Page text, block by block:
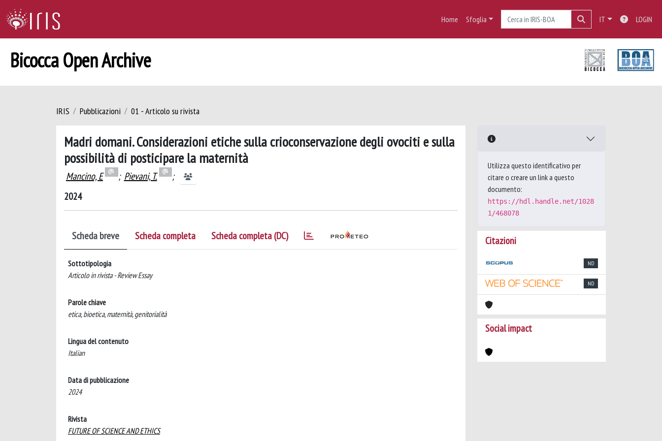
Home Sfoglia IT LOGIN
Bicocca Open Archive
IRIS Pubblicazioni 01 - Articolo su rivista
Madri domani. Considerazioni etiche sulla crioconservazione degli ovociti e sulla
possibilità di posticipare la maternità
Mancino, E ; Pievani, T.
;
2024
Scheda breve Scheda completa Scheda completa (DC)
Sottotipologia
Articolo in rivista - Review Essay
Parole chiave
etica, bioetica, maternità, genitorialità
Lingua del contenuto
Italian
Data di pubblicazione
2024
Rivista
FUTURE OF SCIENCE AND ETHICS
Utilizza questo identificativo per
citare o creare un link a questo
documento:
https://hdl.handle.net/1028
1/468078
Citazioni
ND
ND
Social impact